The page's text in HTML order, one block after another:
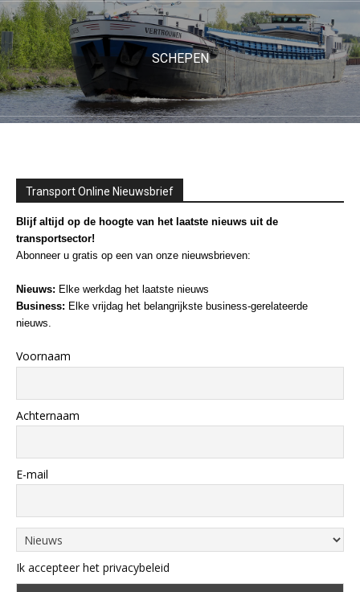
SCHEPEN
Transport Online Nieuwsbrief
Blijf altijd op de hoogte van het laatste nieuws uit de
transportsector!
Abonneer u gratis op een van onze nieuwsbrieven:
Nieuws: Elke werkdag het laatste nieuws
Business: Elke vrijdag het belangrijkste business-gerelateerde
nieuws.
Voornaam
Achternaam
E-mail
Ik accepteer het privacybeleid